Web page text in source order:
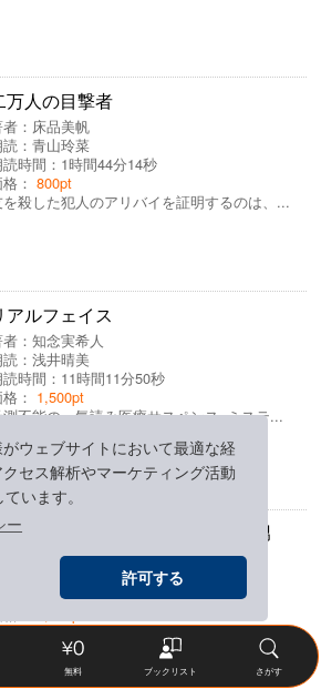
ウェブサイトにおいて最適な経
セス解析やマーケティング活動
います。
ー
許可する
万人の目撃者
： 床品美帆
読：青山玲菜
時間：1時間44分14秒
格：800pt
を殺した犯人のアリバイを証明するのは、...
アルフェイス
者：知念実希人
読：浅井晴美
時間：11時間11分50秒
： 1,500pt
測不能の一気読み医療サスペンス×ミステ...
沢栄一伝 日本の未来を変えた男
小前亮
朗読時間：4時間59分45秒
約500の企業を育て「日本資本主義の父」...
無料 ブックリスト さがす